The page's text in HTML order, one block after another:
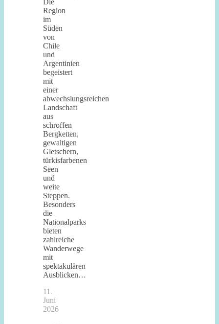
Region
im
Süden
von
Chile
und
Argentinien
begeistert
mit
einer
abwechslungsreichen
Landschaft
aus
schroffen
Bergketten,
gewaltigen
Gletschern,
türkisfarbenen
Seen
und
weite
Steppen.
Besonders
die
Nationalparks
bieten
zahlreiche
Wanderwege
mit
spektakulären
Ausblicken…
11.
Juni
2026